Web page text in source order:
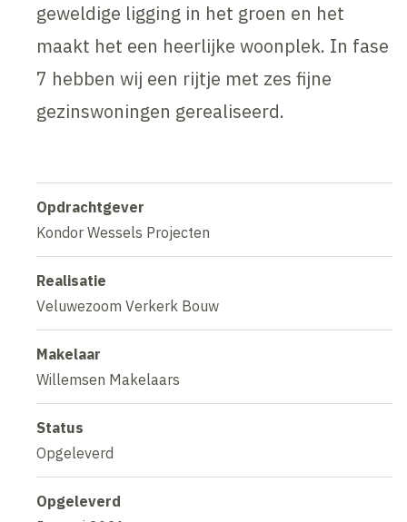
geweldige ligging in het groen en het
maakt het een heerlijke woonplek. In fase
7 hebben wij een rijtje met zes fijne
gezinswoningen gerealiseerd.
Opdrachtgever
Kondor Wessels Projecten
Realisatie
Veluwezoom Verkerk Bouw
Makelaar
Willemsen Makelaars
Status
Opgeleverd
Opgeleverd